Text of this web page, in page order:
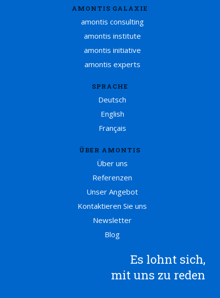
AMONTIS GALAXIE
amontis consulting
amontis institute
amontis initiative
amontis experts
SPRACHE
Deutsch
English
Français
ÜBER AMONTIS
Über uns
Referenzen
Unser Angebot
Kontaktieren Sie uns
Newsletter
Blog
Es lohnt sich,
mit uns zu reden